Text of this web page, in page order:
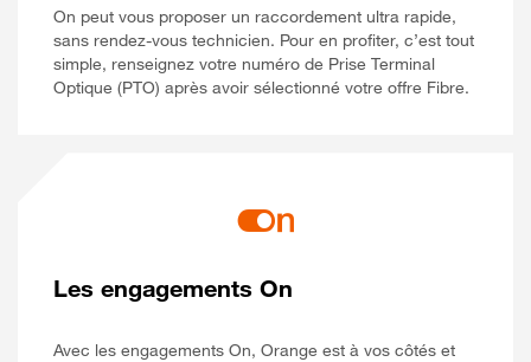
On peut vous proposer un raccordement ultra rapide,
sans rendez-vous technicien. Pour en profiter, c’est tout
simple, renseignez votre numéro de Prise Terminal
Optique (PTO) après avoir sélectionné votre offre Fibre.
Les engagements On
Avec les engagements On, Orange est à vos côtés et